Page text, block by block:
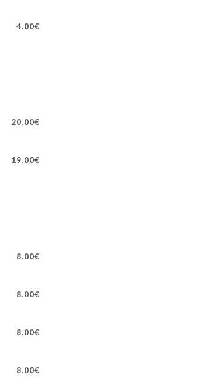
4.00€
20.00€
19.00€
8.00€
8.00€
8.00€
8.00€